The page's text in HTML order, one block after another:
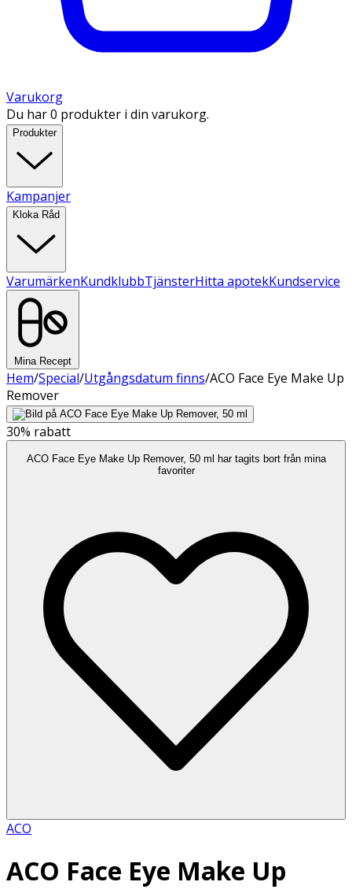
Varukorg
Du har 0 produkter i din varukorg.
Produkter
Kampanjer
Kloka Råd
VarumärkenKundklubbTjänsterHitta apotekKundservice
Mina Recept
Hem/Special/Utgångsdatum finns/ACO Face Eye Make Up
Remover
30% rabatt
ACO Face Eye Make Up Remover, 50 ml har tagits bort från mina
favoriter
ACO
ACO Face Eye Make Up